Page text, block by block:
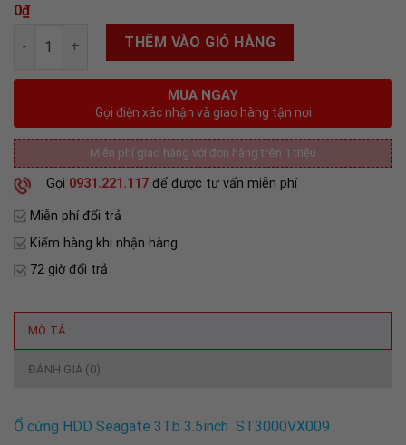
0₫
THÊM VÀO GIỎ HÀNG
MUA NGAY
Gọi điện xác nhận và giao hàng tận nơi
Miễn phí giao hàng với đơn hàng trên 1 triệu
Gọi 0931.221.117 để được tư vấn miễn phí
Miễn phí đổi trả
Kiểm hàng khi nhận hàng
72 giờ đổi trả
MÔ TẢ
ĐÁNH GIÁ (0)
Ổ cứng HDD Seagate 3Tb 3.5inch ST3000VX009